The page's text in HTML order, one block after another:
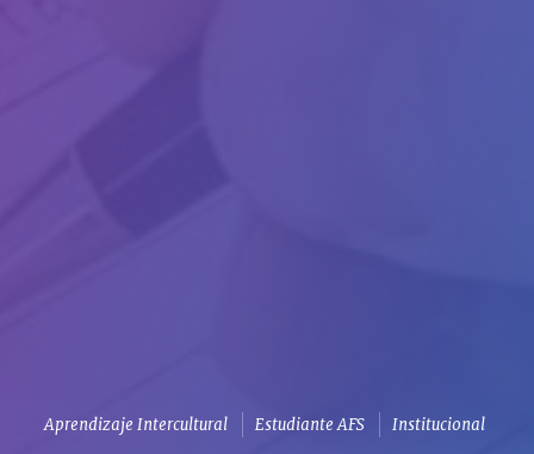
Aprendizaje Intercultural Estudiante AFS Institucional